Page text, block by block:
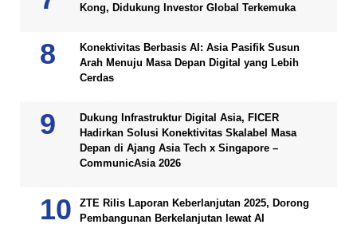
Kong, Didukung Investor Global Terkemuka
Konektivitas Berbasis AI: Asia Pasifik Susun
Arah Menuju Masa Depan Digital yang Lebih
Cerdas
Dukung Infrastruktur Digital Asia, FICER
Hadirkan Solusi Konektivitas Skalabel Masa
Depan di Ajang Asia Tech x Singapore –
CommunicAsia 2026
ZTE Rilis Laporan Keberlanjutan 2025, Dorong
Pembangunan Berkelanjutan lewat AI